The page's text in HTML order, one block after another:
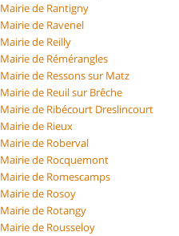
Mairie de Rantigny
Mairie de Ravenel
Mairie de Reilly
Mairie de Rémérangles
Mairie de Ressons sur Matz
Mairie de Reuil sur Brêche
Mairie de Ribécourt Dreslincourt
Mairie de Rieux
Mairie de Roberval
Mairie de Rocquemont
Mairie de Romescamps
Mairie de Rosoy
Mairie de Rotangy
Mairie de Rousseloy